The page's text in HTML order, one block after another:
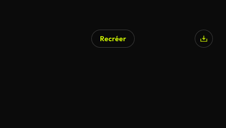
Recréer